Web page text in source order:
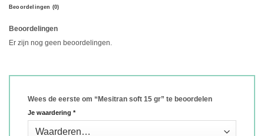
Beoordelingen (0)
Beoordelingen
Er zijn nog geen beoordelingen.
Wees de eerste om “Mesitran soft 15 gr” te beoordelen
Je waardering *